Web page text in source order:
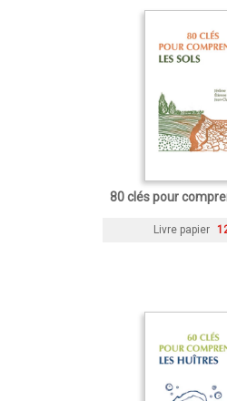
80 clés pour
Livre papier